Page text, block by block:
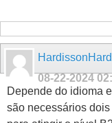
HardissonHard
08-22-2024
Depende do idioma
são necessários